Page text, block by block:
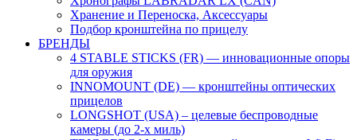
Хранение и Переноска, Аксессуары
Подбор кронштейна по прицелу
БРЕНДЫ
4 STABLE STICKS (FR) — инновационные опоры
для оружия
INNOMOUNT (DE) — кронштейны оптических
прицелов
LONGSHOT (USA) – целевые беспроводные
камеры (до 2-х миль)